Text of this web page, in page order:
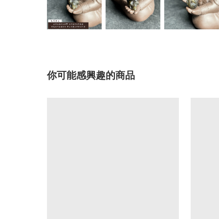
你可能感興趣的商品